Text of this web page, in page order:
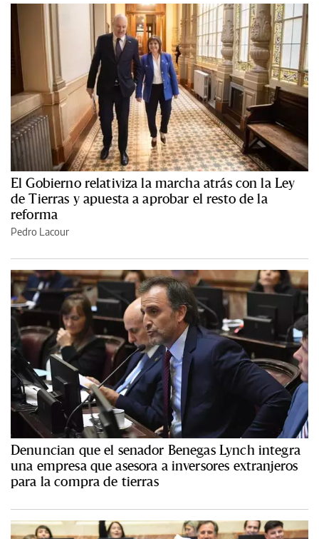
El Gobierno relativiza la marcha atrás con la Ley
de Tierras y apuesta a aprobar el resto de la
reforma
Pedro Lacour
Denuncian que el senador Benegas Lynch integra
una empresa que asesora a inversores extranjeros
para la compra de tierras